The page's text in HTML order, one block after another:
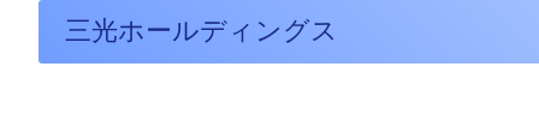
三光ホールディングス